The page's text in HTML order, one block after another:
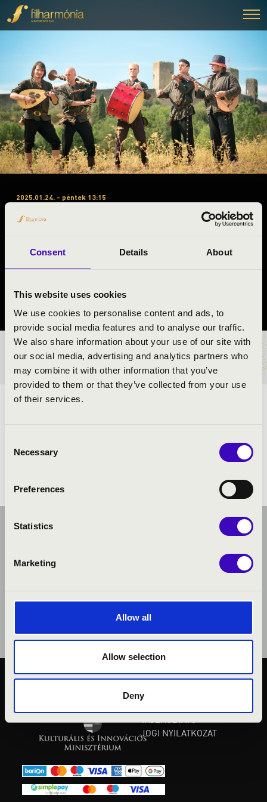
Consent Details About
This website uses cookies
We use cookies to personalise content and ads, to
provide social media features and to analyse our traffic.
We also share information about your use of our site with
our social media, advertising and analytics partners who
may combine it with other information that you’ve
provided to them or that they’ve collected from your use
of their services.
Selection
Necessary
Preferences
Statistics
Marketing
Allow all
Allow selection
Deny
2025.01.24. - péntek 13:15
#ZENEÓRA - JÁSZ-NAGYKUN-
BORDÓ SÁRKÁNY
BÉRLET- ÉS JEGYÁRAK
KÖZÉRDEKŰ ADATOK
JOGI NYILATKOZAT